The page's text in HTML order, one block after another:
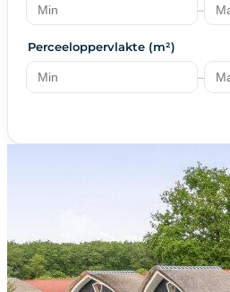
–
Perceeloppervlakte (m²)
–